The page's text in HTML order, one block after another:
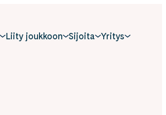
Liity joukkoon Sijoita Yritys